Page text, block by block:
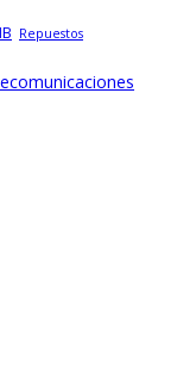
Repuestos